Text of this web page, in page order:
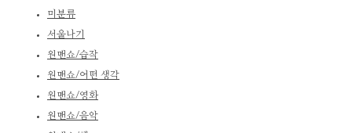
미분류
서울나기
원맨쇼/습작
원맨쇼/어떤 생각
원맨쇼/영화
원맨쇼/음악